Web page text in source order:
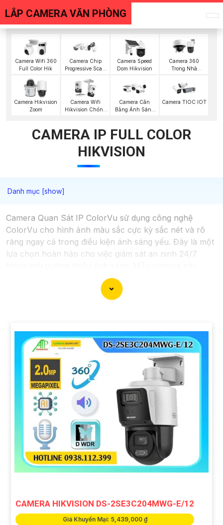
LẮP CAMERA VĂN PHÒNG
Camera Wifi 360
Full Color Hik
Camera Chip
Progressive Scan
Camera Speed
Dom Hikvision
Camera 360
Trong Nhà
Camera Hikvision
Zoom
Camera Wifi
Hikvision Chống
Camera Cân
Bằng Ánh Sáng
Camera TIOC IOT
CAMERA IP FULL COLOR
HIKVISION
Camera Quan Sát IP ColorVu sử dụng công nghệ
ColorVu cho hình ảnh màu sắc cực kỳ sắc nét và rõ
ràng ngay cả trong điều kiện ánh sáng yếu. Đây là một
lựa chọn hoàn hảo cho việc giám sát an ninh 24/7
được thiết kế hiện đại, dễ lắp đặt và cài đặt, phù hợp
với nhiều không gian như văn phòng, cửa hàng, gia
đình, hay nhà kho. Camera Quan Sát IP ColorVu cung
lúc mọi nơi thông qua ứng dụng di động.
CAMERA HIKVISION DS-2SE3C204MWG-E/12
Giá Khuyến Mại: 5,439,000 ₫